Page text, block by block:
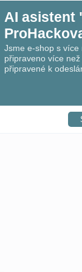
8 pcs
AI asistent
Jsme e-shop s
připraveno více
připravené k